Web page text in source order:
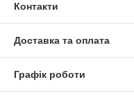
Контакти
Доставка та оплата
Графік роботи